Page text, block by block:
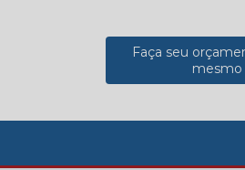
Faça seu
mesmo